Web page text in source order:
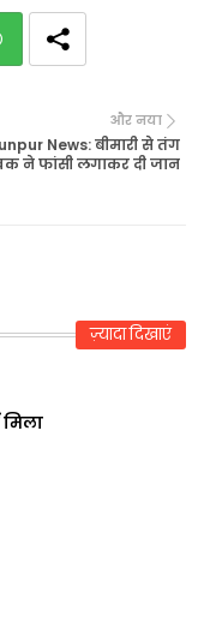
और नया
News: बीमारी से तंग
ने फांसी लगाकर दी जान
ज़्यादा दिखाएं